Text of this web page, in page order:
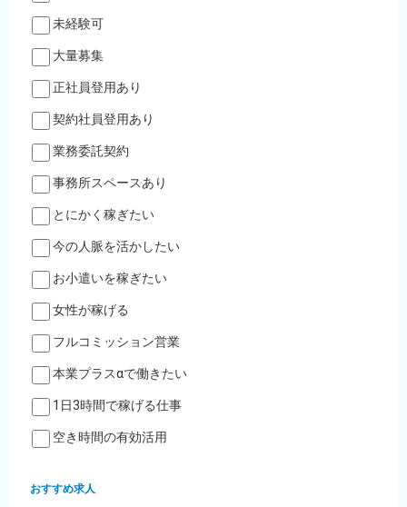
未経験可
大量募集
正社員登用あり
契約社員登用あり
業務委託契約
事務所スペースあり
とにかく稼ぎたい
今の人脈を活かしたい
お小遣いを稼ぎたい
女性が稼げる
フルコミッション営業
本業プラスαで働きたい
1日3時間で稼げる仕事
空き時間の有効活用
おすすめ求人